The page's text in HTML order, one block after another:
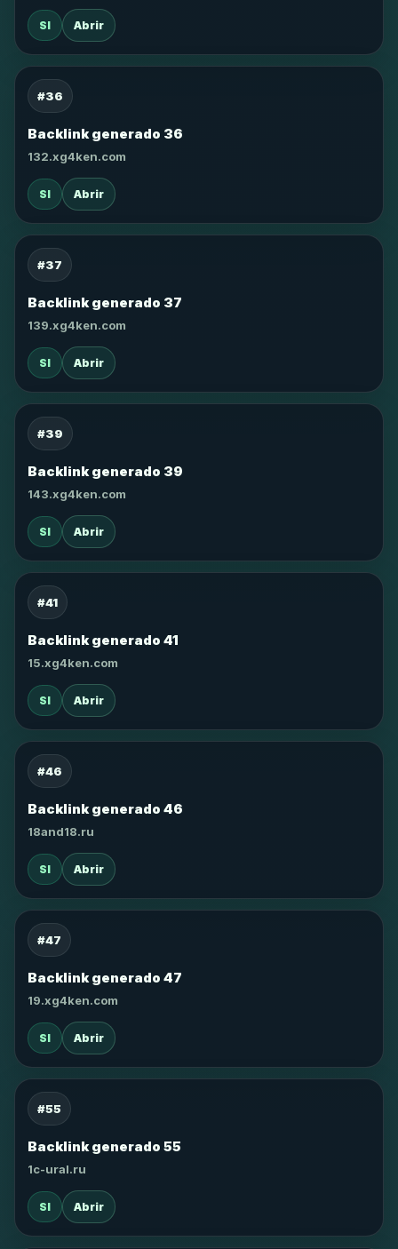
SI Abrir
#36
Backlink generado 36
132.xg4ken.com
SI Abrir
#37
Backlink generado 37
139.xg4ken.com
SI Abrir
#39
Backlink generado 39
143.xg4ken.com
SI Abrir
#41
Backlink generado 41
15.xg4ken.com
SI Abrir
#46
Backlink generado 46
18and18.ru
SI Abrir
#47
Backlink generado 47
19.xg4ken.com
SI Abrir
#55
Backlink generado 55
1c-ural.ru
SI Abrir